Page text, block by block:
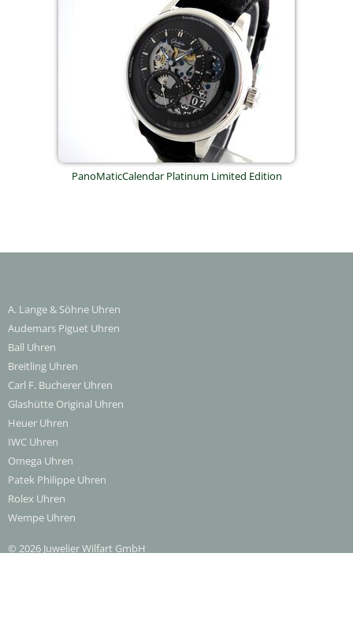
PanoMaticCalendar Platinum Limited Edition
A. Lange & Söhne Uhren
Audemars Piguet Uhren
Ball Uhren
Breitling Uhren
Carl F. Bucherer Uhren
Glashütte Original Uhren
Heuer Uhren
IWC Uhren
Omega Uhren
Patek Philippe Uhren
Rolex Uhren
Wempe Uhren
© 2026 Juwelier Wilfart GmbH